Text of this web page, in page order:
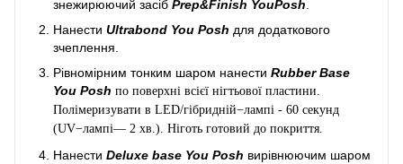
знежирюючий засіб Prep&Finish YouPosh
Нанести Ultrabond You Posh для додаткового
зчеплення.
Рівномірним тонким шаром нанести Rubber Base
You Posh по поверхні всієї нігтьової пластини.
Полімеризувати в LED/гібридній−лампі - 60 секунд
(UV−лампі— 2 хв.). Ніготь готовий до покриття.
Нанести Deluxe base You Posh вирівнюючим шаром